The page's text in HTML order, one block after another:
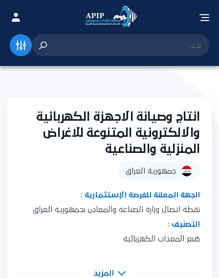
انتاج وصيانة الاجهزة الكهربائية
والالكترونية المتنوعة للاغراض
المنزلية والصناعية
جمهورية العراق
الجهة المعلنة للفرصة الإستثمارية :
نقطة اتصال وزارة الصناعة والمعادن بجمهورية العراق
التصنيف :
صُنع المعدات الكهربائية
المزيد